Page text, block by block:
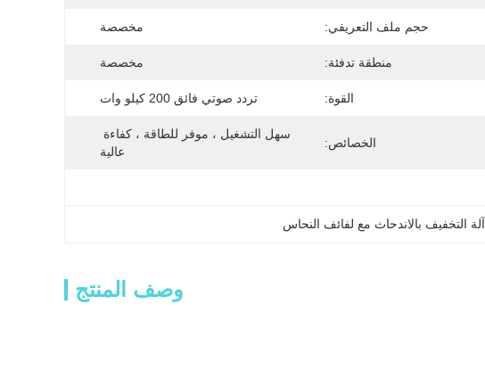
حجم ملف التعريفي: مخصصة
منطقة تدفئة: مخصصة
القوة: تردد صوتي فائق 200 كيلو وات
الخصائص:
عالية
آلة التخفيف بالاندحاث مع لفائف النحاس
وصف المنتج